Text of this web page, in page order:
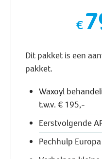
Dit pakket is een
pakket.
Waxoyl
t.w.v. € 195,-
Eerstvolgende
Pechhulp